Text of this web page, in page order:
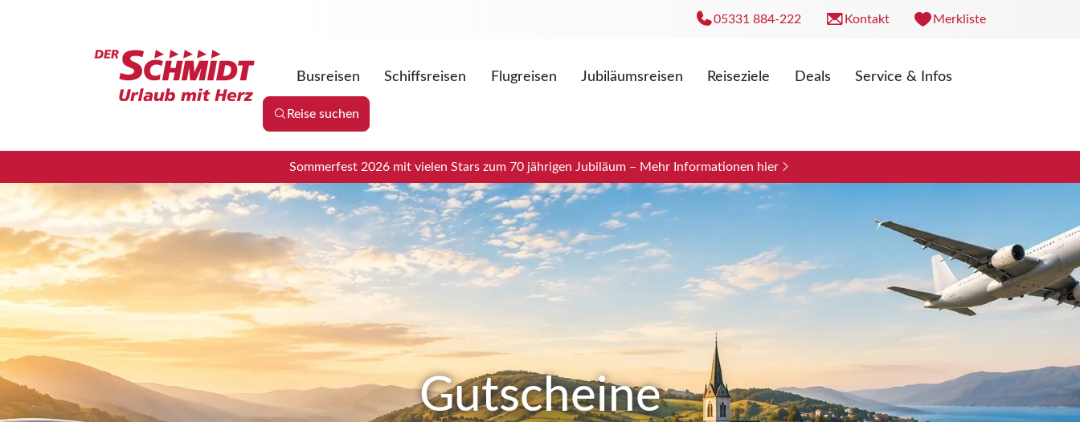
05331 884-222
Mo. - Fr. 09:00 - 18:00 Uhr
Kontakt Merkliste
Busreisen Schiffsreisen Flugreisen Jubiläumsreisen Reiseziele Deals Service & Infos
Reise suchen
Sommerfest 2026 mit vielen Stars zum 70 jährigen Jubiläum – Mehr Informationen hier
Gutscheine